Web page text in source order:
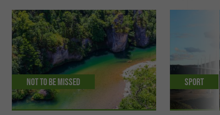
Not to be missed Sport